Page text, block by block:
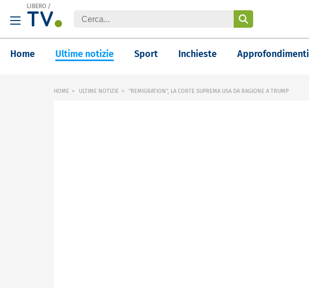
LIBERO /
Home Ultime notizie Sport Inchieste Approfondimenti
HOME ULTIME NOTIZIE "REMIGRATION", LA CORTE SUPREMA USA DA RAGIONE A TRUMP